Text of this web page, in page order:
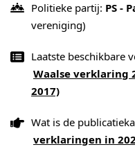
Politieke partij: PS -
vereniging)
Laatste beschikbare
Waalse verklaring
2017)
Wat is de
verklaringen in